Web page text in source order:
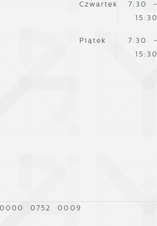
Czwartek
7:30 -
15:30
Piątek
7:30 -
15:30
0752 0009
usług. Firmy te działają